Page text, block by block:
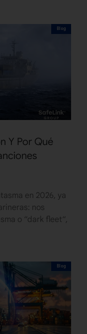
Blog
Y Por Qué
en 2026, ya
nos
o “dark fleet“,
Blog